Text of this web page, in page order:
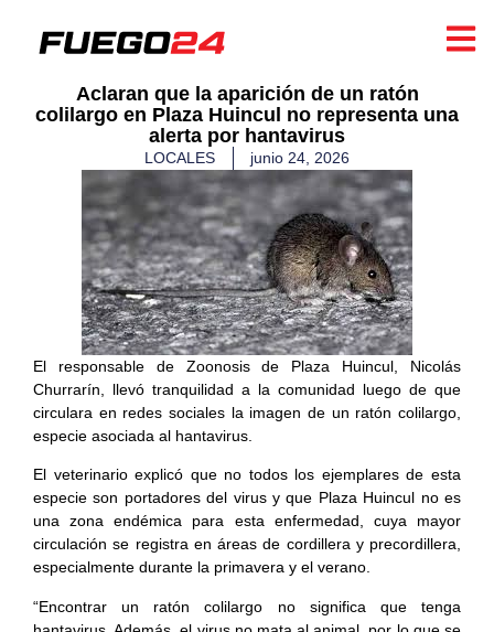
Aclaran que la aparición de un ratón
colilargo en Plaza Huincul no representa una
alerta por hantavirus
LOCALES junio 24, 2026
El responsable de Zoonosis de Plaza Huincul, Nicolás
Churrarín, llevó tranquilidad a la comunidad luego de que
circulara en redes sociales la imagen de un ratón colilargo,
especie asociada al hantavirus.
El veterinario explicó que no todos los ejemplares de esta
especie son portadores del virus y que Plaza Huincul no es
una zona endémica para esta enfermedad, cuya mayor
circulación se registra en áreas de cordillera y precordillera,
especialmente durante la primavera y el verano.
“Encontrar un ratón colilargo no significa que tenga